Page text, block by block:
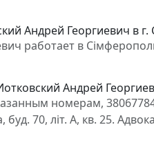
Андрей Георгиевич в
работает в
Андрей
номерам,
буд. 70, літ. А, кв. 25.